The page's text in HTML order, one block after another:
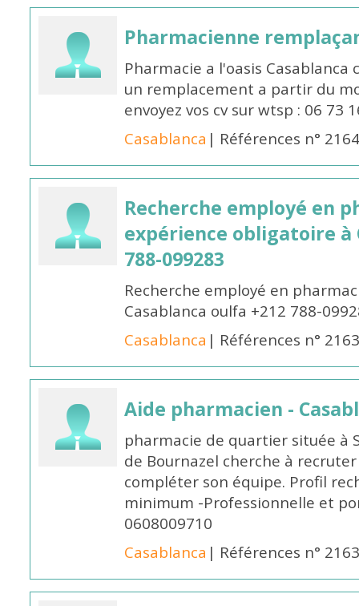
Pharmacienne
Pharmacie a l'oasis
un remplacement a partir du
envoyez vos cv sur wtsp : 06 73
Casablanca | Références n°
Recherche employé en
expérience obligatoire à
788-099283
Recherche employé en
Casablanca oulfa +212 788-
Casablanca | Références n°
Aide pharmacien -
pharmacie de quartier située à
de Bournazel cherche à
compléter son équipe. Profil
minimum -Professionnelle et
0608009710
Casablanca | Références n°